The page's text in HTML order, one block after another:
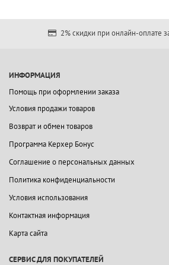
2% скидки при онлайн-оплате
ИНФОРМАЦИЯ
Помощь при оформлении заказа
Условия продажи товаров
Возврат и обмен товаров
Программа Керхер Бонус
Соглашение о персональных данных
Политика конфиденциальности
Условия использования
Контактная информация
Карта сайта
СЕРВИС ДЛЯ ПОКУПАТЕЛЕЙ